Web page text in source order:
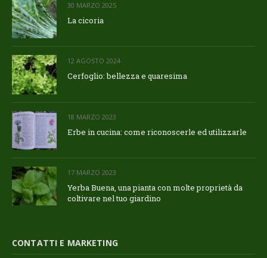
30 MARZO 2025
La cicoria
12 AGOSTO 2024
Cerfoglio: bellezza e quaresima
18 MARZO 2023
Erbe in cucina: come riconoscerle ed utilizzarle
17 MARZO 2023
Yerba Buena, una pianta con molte proprietà da
coltivare nel tuo giardino
CONTATTI E MARKETING